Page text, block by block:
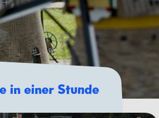
in einer Stunde